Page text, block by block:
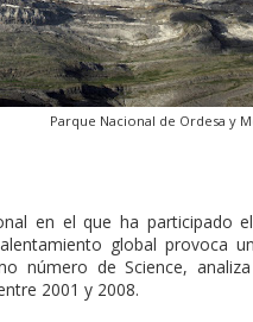
Parque Nacional de Ordesa y
en el que ha participado
global provoca
número de Science,
2001 y 2008.